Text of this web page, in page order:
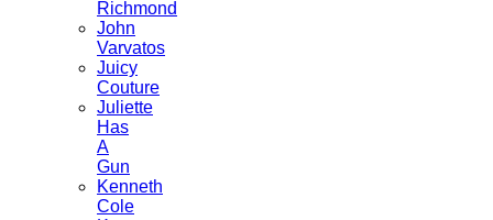
Richmond
John
Varvatos
Juicy
Couture
Juliette
Has
A
Gun
Kenneth
Cole